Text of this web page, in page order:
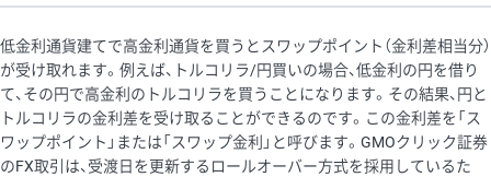
低金利通貨建てで高金利通貨を買うとスワップポイント（金利差相当分）
が受け取れます。例えば、トルコリラ/円買いの場合、低金利の円を借り
て、その円で高金利のトルコリラを買うことになります。その結果、円と
トルコリラの金利差を受け取ることができるのです。この金利差を「ス
ワップポイント」または「スワップ金利」と呼びます。GMOクリック証券
のFX取引は、受渡日を更新するロールオーバー方式を採用しているた